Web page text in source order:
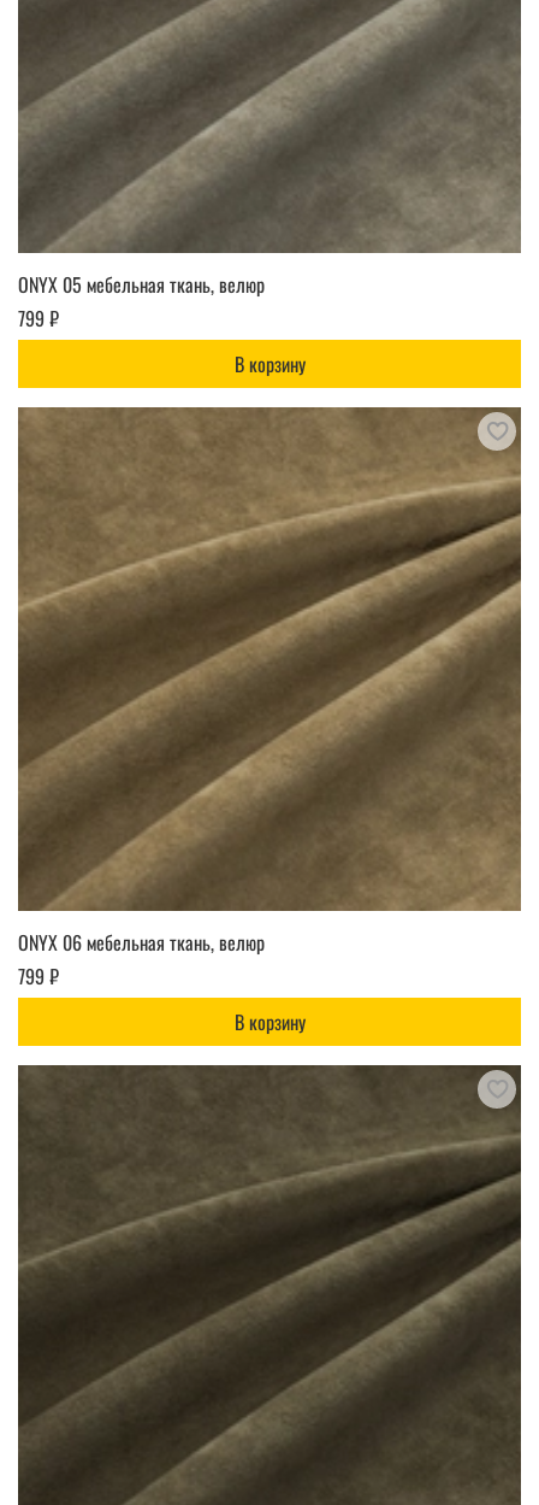
ONYX 05 мебельная ткань, велюр
799 ₽
В корзину
ONYX 06 мебельная ткань, велюр
799 ₽
В корзину